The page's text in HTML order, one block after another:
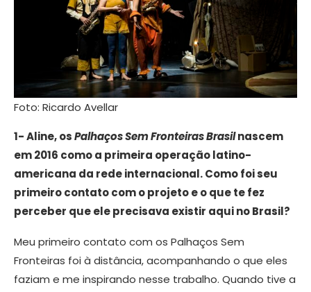
Foto: Ricardo Avellar
1- Aline, osPalhaços Sem Fronteiras Brasilnascem
em 2016 como a primeira operação latino-
americana da rede internacional. Como foi seu
primeiro contato com o projeto e o que te fez
perceber que ele precisava existir aqui no Brasil?
Meu primeiro contato com os Palhaços Sem
Fronteiras foi à distância, acompanhando o que eles
faziam e me inspirando nesse trabalho. Quando tive a